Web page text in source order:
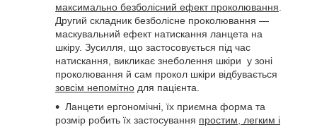
максимально безболісний ефект проколювання
Другий складник безболісне проколювання —
маскувальний ефект натискання ланцета на
шкіру. Зусилля, що застосовується під час
натискання, викликає знеболення шкіри у зоні
проколювання й сам прокол шкіри відбувається
зовсім непомітно для пацієнта.
Ланцети ергономічні, їх приємна форма та
розмір робить їх застосування простим, легким і